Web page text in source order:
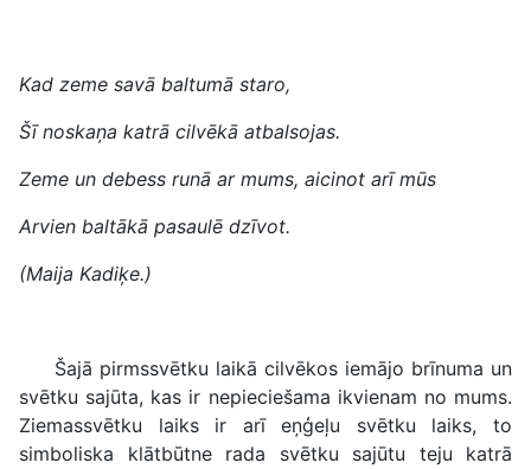
Kad zeme savā baltumā staro,
Šī noskaņa katrā cilvēkā atbalsojas.
Zeme un debess runā ar mums, aicinot arī mūs
Arvien baltākā pasaulē dzīvot.
(Maija Kadiķe.)
Šajā pirmssvētku laikā cilvēkos iemājo brīnuma un
svētku sajūta, kas ir nepieciešama ikvienam no mums.
Ziemassvētku laiks ir arī eņģeļu svētku laiks, to
simboliska klātbūtne rada svētku sajūtu teju katrā